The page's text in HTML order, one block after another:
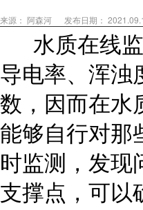
来源： 阿森河 发布日期：
水质在线监
导电率、浑浊
数，因而在水
能够自行对那
时监测，发现
支撑点，可以